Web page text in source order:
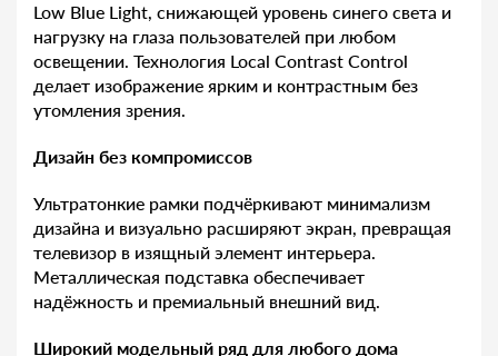
Low Blue Light, снижающей уровень синего света и
нагрузку на глаза пользователей при любом
освещении. Технология Local Contrast Control
делает изображение ярким и контрастным без
утомления зрения.
Дизайн без компромиссов
Ультратонкие рамки подчёркивают минимализм
дизайна и визуально расширяют экран, превращая
телевизор в изящный элемент интерьера.
Металлическая подставка обеспечивает
надёжность и премиальный внешний вид.
Широкий модельный ряд для любого дома